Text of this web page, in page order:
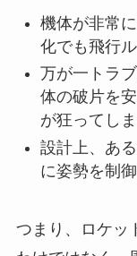
機体が非常
化でも飛行
万が一トラ
体の破片を
が狂ってし
設計上、あ
に姿勢を制
つまり、ロケッ